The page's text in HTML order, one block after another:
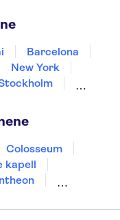
Barcelona
New York
Colosseum
kapell
Castle